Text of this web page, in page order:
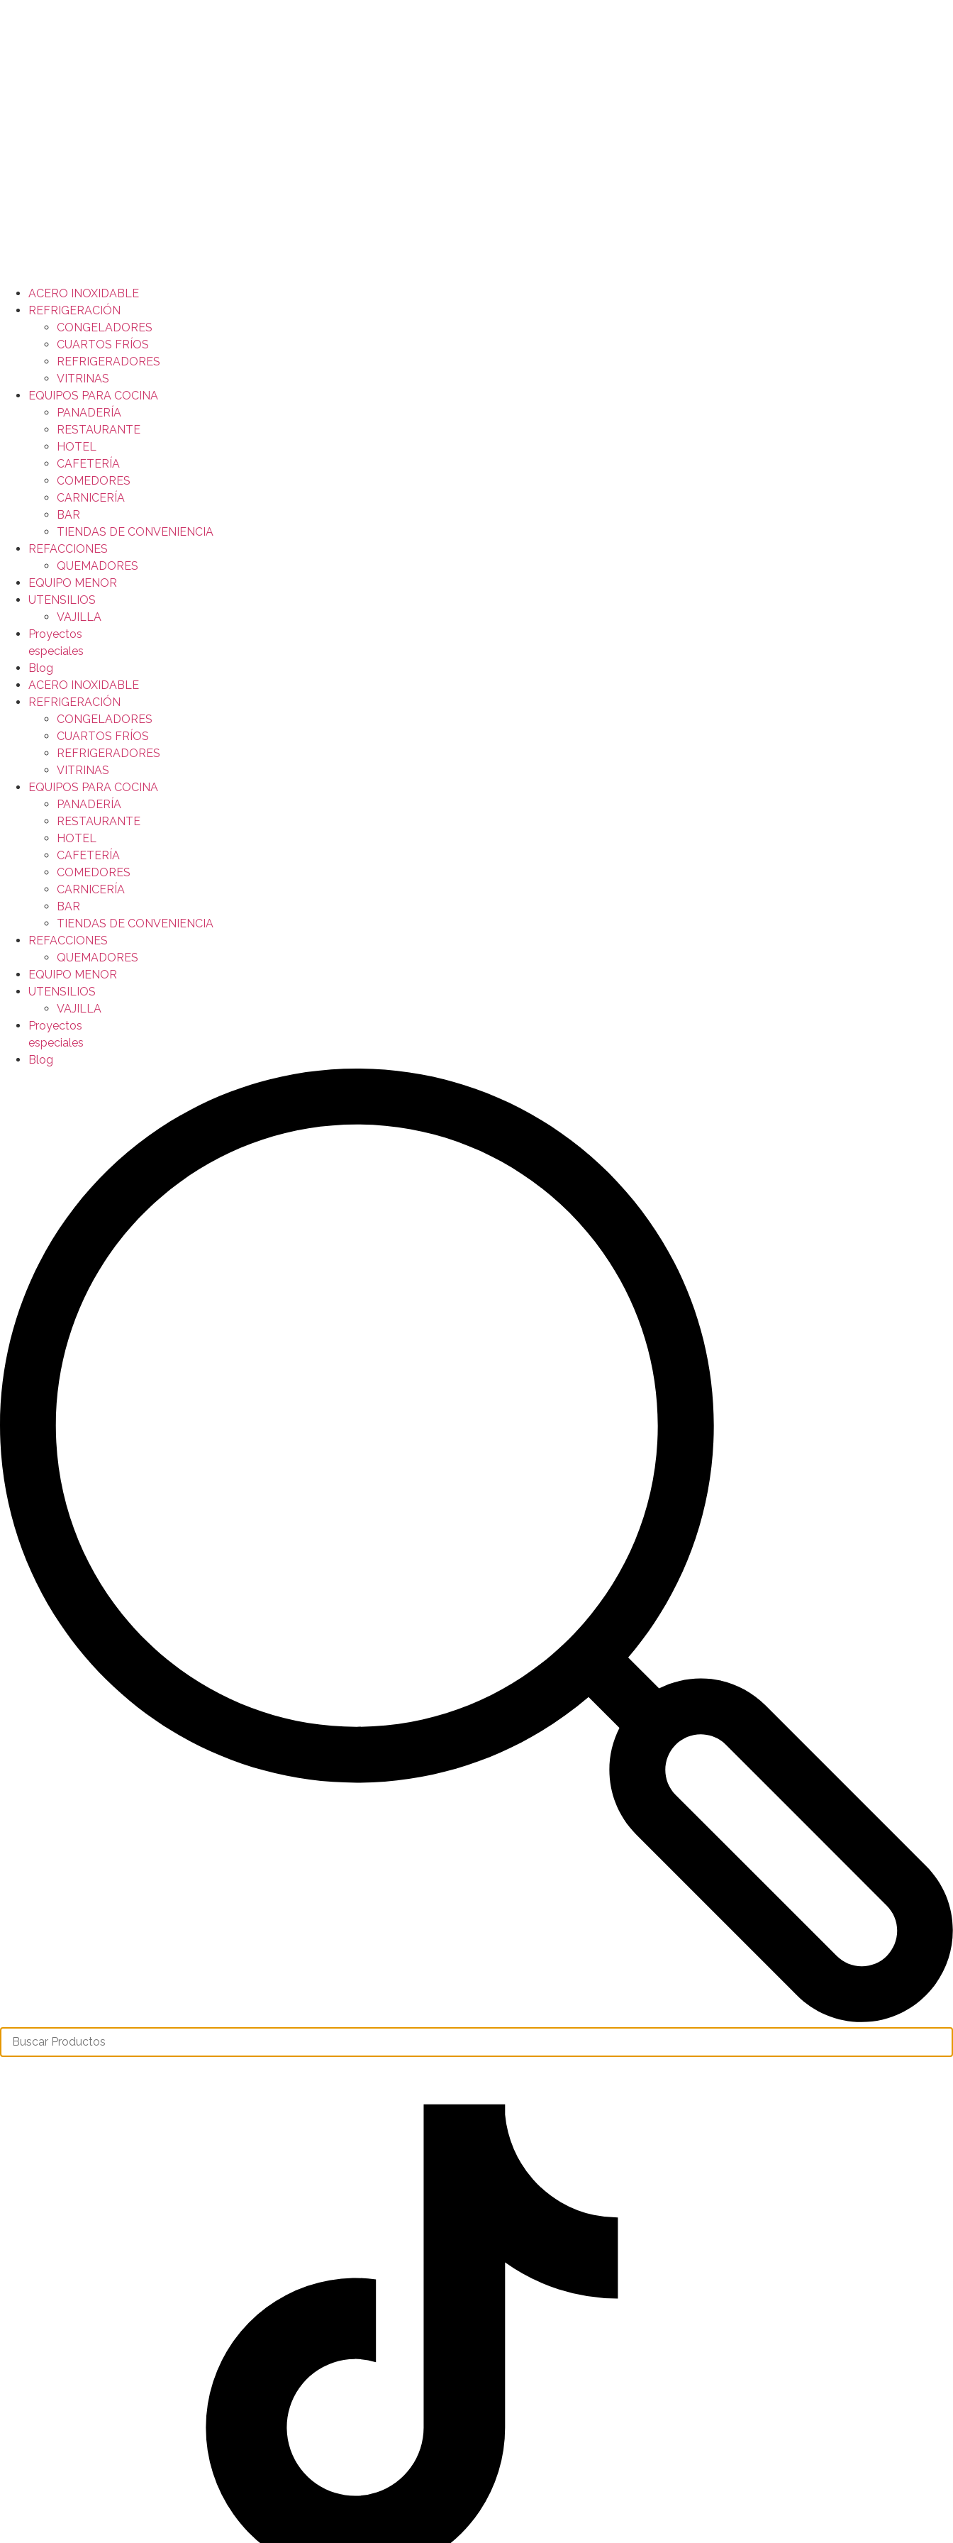
ACERO INOXIDABLE
REFRIGERACIÓN
CONGELADORES
CUARTOS FRÍOS
REFRIGERADORES
VITRINAS
EQUIPOS PARA COCINA
PANADERÍA
RESTAURANTE
HOTEL
CAFETERÍA
COMEDORES
CARNICERÍA
BAR
TIENDAS DE CONVENIENCIA
REFACCIONES
QUEMADORES
EQUIPO MENOR
UTENSILIOS
VAJILLA
Proyectos
especiales
Blog
ACERO INOXIDABLE
REFRIGERACIÓN
CONGELADORES
CUARTOS FRÍOS
REFRIGERADORES
VITRINAS
EQUIPOS PARA COCINA
PANADERÍA
RESTAURANTE
HOTEL
CAFETERÍA
COMEDORES
CARNICERÍA
BAR
TIENDAS DE CONVENIENCIA
REFACCIONES
QUEMADORES
EQUIPO MENOR
UTENSILIOS
VAJILLA
Proyectos
especiales
Blog